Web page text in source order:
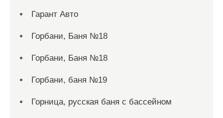
Гарант Авто
Горбани, Баня №18
Горбани, Баня №18
Горбани, баня №19
Горница, русская баня с бассейном